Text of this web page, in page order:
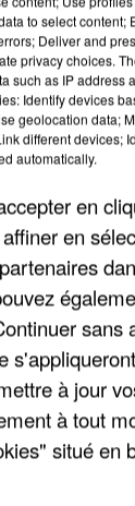
14h57
14h57
HELENA
Tout A
to select content;
Deliver and
privacy choices.
such as IP address
Identify devices
geolocation data;
different devices;
automatically.
en
en
sans
à jour
à tout
situé en